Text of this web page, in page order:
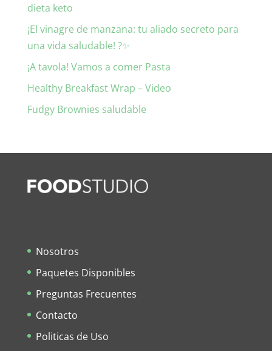
dieta keto
¡El vinagre de manzana: tu aliado secreto para
una vida saludable! ?✨
¡A tavola! Vamos a comer Pasta
Healthy Breakfast Wrap – Video
Fudgy Brownies saludable
Nosotros
Paquetes Disponibles
Preguntas Frecuentes
Contacto
Politicas de Uso